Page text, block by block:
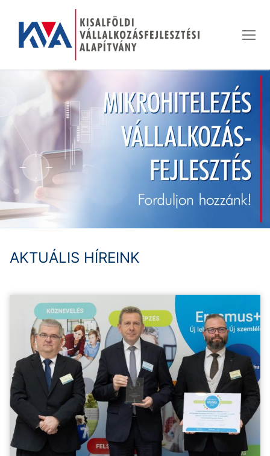
tartalomra
AKTUÁLIS HÍREINK